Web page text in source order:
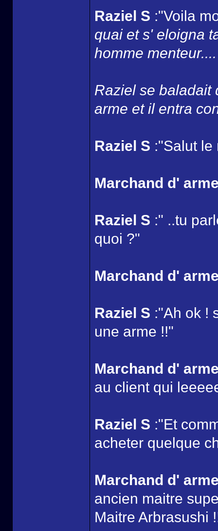
Raziel S :"Voila
quai et s' eloigna
homme menteur....
Raziel se baladait
arme et il entra
Raziel S :"Salut le
Marchand d'
Raziel S :" ..tu
quoi ?"
Marchand d'
Raziel S :"Ah ok !
une arme !!"
Marchand d'
au client qui
Raziel S :"Et
acheter quelque
Marchand d'
ancien maitre
Maitre Arbrasushi